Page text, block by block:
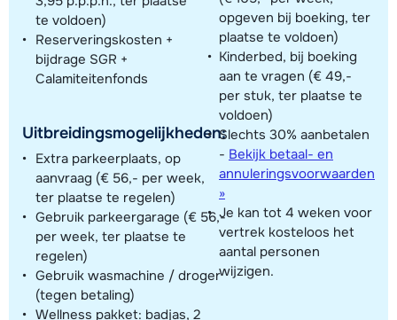
te voldoen)
Reserveringskosten +
bijdrage SGR +
Calamiteitenfonds
Uitbreidingsmogelijkheden:
Extra parkeerplaats, op
aanvraag (€ 56,- per week,
ter plaatse te regelen)
Gebruik parkeergarage (€ 56,-
per week, ter plaatse te
regelen)
Gebruik wasmachine / droger
(tegen betaling)
Wellness pakket: badjas, 2
opgeven bij boeking, ter
plaatse te voldoen)
Kinderbed, bij boeking
aan te vragen (€ 49,-
per stuk, ter plaatse te
voldoen)
Slechts 30% aanbetalen
- Bekijk betaal- en
annuleringsvoorwaarden
»
Je kan tot 4 weken voor
vertrek kosteloos het
aantal personen
wijzigen.